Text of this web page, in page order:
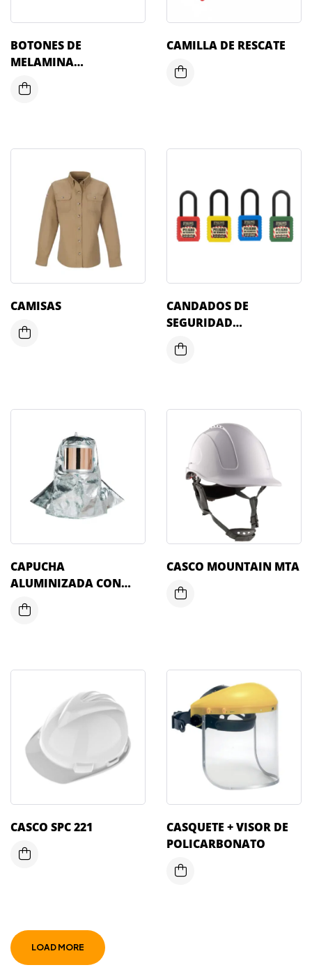
BOTONES DE
MELAMINA
(IGNÍFUGOS) PARA
PANTALONES Y
CAMILLA DE RESCATE
CAMISAS
CANDADOS DE
SEGURIDAD
DIELÉCTRICOS
CAPUCHA
ALUMINIZADA CON
PANTALLA GOLD 3M
CASCO MOUNTAIN MTA
CASCO SPC 221
CASQUETE + VISOR DE
POLICARBONATO
LOAD MORE